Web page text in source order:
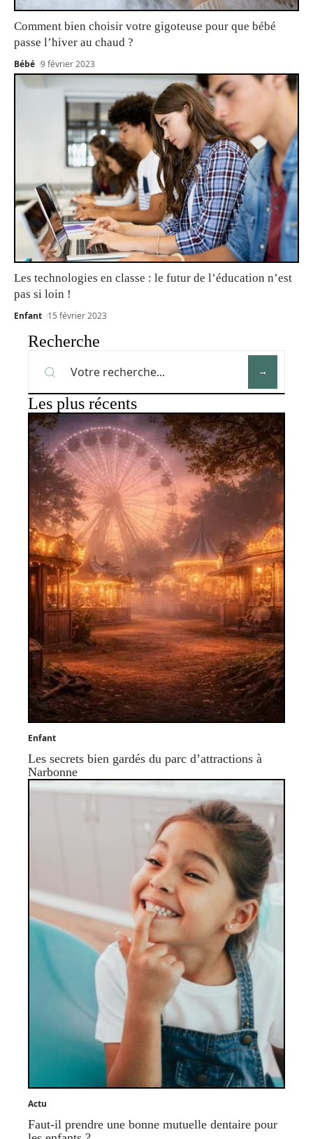
Comment bien choisir votre gigoteuse pour que bébé
passe l’hiver au chaud ?
Bébé 9 février 2023
Les technologies en classe : le futur de l’éducation n’est
pas si loin !
Enfant 15 février 2023
Recherche
Les plus récents
Enfant
Les secrets bien gardés du parc d’attractions à
Narbonne
Actu
Faut-il prendre une bonne mutuelle dentaire pour